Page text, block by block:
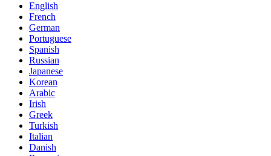
English
French
German
Portuguese
Spanish
Russian
Japanese
Korean
Arabic
Irish
Greek
Turkish
Italian
Danish